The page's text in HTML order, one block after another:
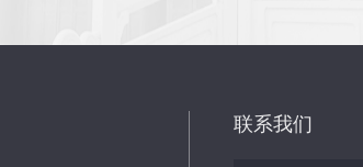
联系我们